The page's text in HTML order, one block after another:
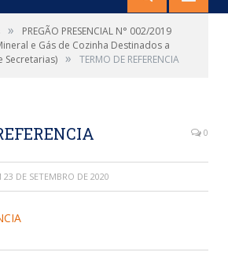
»
PREGÃO PRESENCIAL N° 002/2019
e Gás de Cozinha Destinados a
Secretarias) » TERMO DE REFERENCIA
0
23 DE SETEMBRO DE 2020